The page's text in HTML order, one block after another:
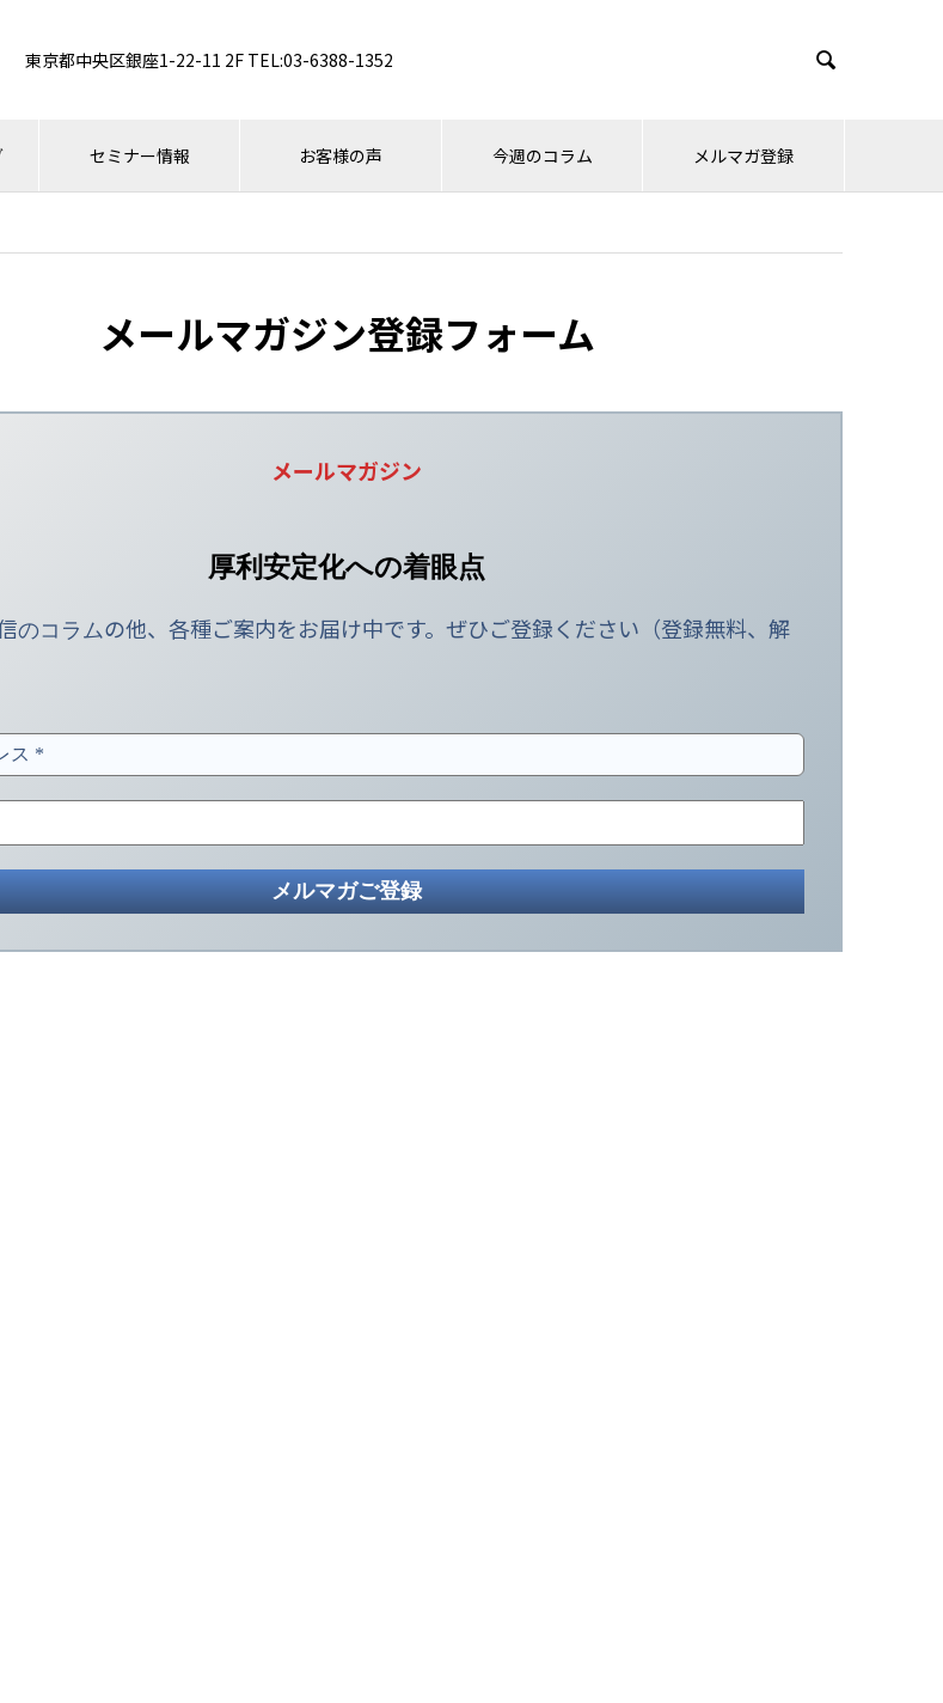
東京都中央区銀座1-22-11 2F TEL:03-6388-1352 
セミナー情報 お客様の声 今週のコラム メルマガ登録
メールマガジン登録フォーム
メールマガジン
厚利安定化への着眼点
のコラムの他、各種ご案内をお届け中です。ぜひご登録ください（登録無料、解